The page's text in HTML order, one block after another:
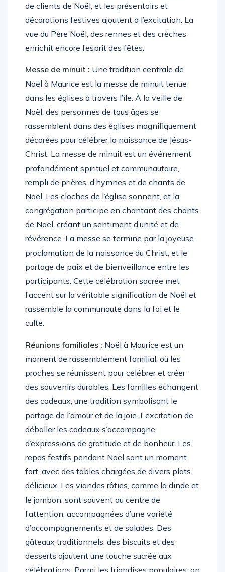
de clients de Noël, et les présentoirs et
décorations festives ajoutent à l’excitation. La
vue du Père Noël, des rennes et des crèches
enrichit encore l’esprit des fêtes.
Messe de minuit : Une tradition centrale de
Noël à Maurice est la messe de minuit tenue
dans les églises à travers l’île. À la veille de
Noël, des personnes de tous âges se
rassemblent dans des églises magnifiquement
décorées pour célébrer la naissance de Jésus-
Christ. La messe de minuit est un événement
profondément spirituel et communautaire,
rempli de prières, d’hymnes et de chants de
Noël. Les cloches de l’église sonnent, et la
congrégation participe en chantant des chants
de Noël, créant un sentiment d’unité et de
révérence. La messe se termine par la joyeuse
proclamation de la naissance du Christ, et le
partage de paix et de bienveillance entre les
participants. Cette célébration sacrée met
l’accent sur la véritable signification de Noël et
rassemble la communauté dans la foi et le
culte.
Réunions familiales : Noël à Maurice est un
moment de rassemblement familial, où les
proches se réunissent pour célébrer et créer
des souvenirs durables. Les familles échangent
des cadeaux, une tradition symbolisant le
partage de l’amour et de la joie. L’excitation de
déballer les cadeaux s’accompagne
d’expressions de gratitude et de bonheur. Les
repas festifs pendant Noël sont un moment
fort, avec des tables chargées de divers plats
délicieux. Les viandes rôties, comme la dinde et
le jambon, sont souvent au centre de
l’attention, accompagnées d’une variété
d’accompagnements et de salades. Des
gâteaux traditionnels, des biscuits et des
desserts ajoutent une touche sucrée aux